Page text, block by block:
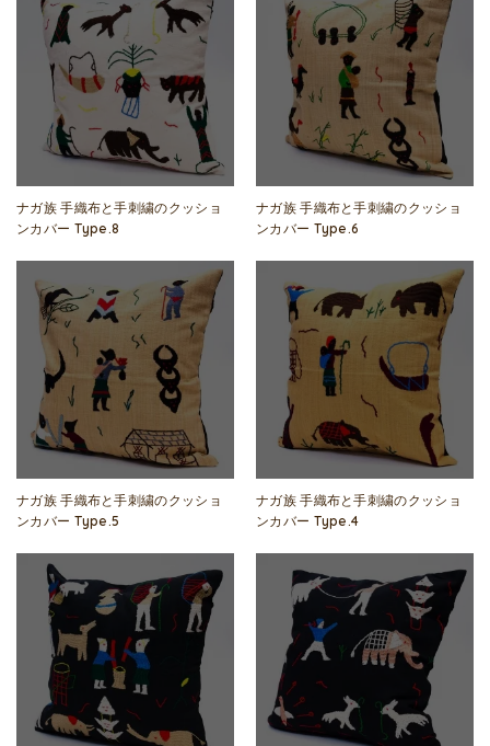
ナガ族 手織布と手刺繍のクッショ
ンカバー Type.8
ナガ族 手織布と手刺繍のクッショ
ンカバー Type.6
ナガ族 手織布と手刺繍のクッショ
ンカバー Type.5
ナガ族 手織布と手刺繍のクッショ
ンカバー Type.4